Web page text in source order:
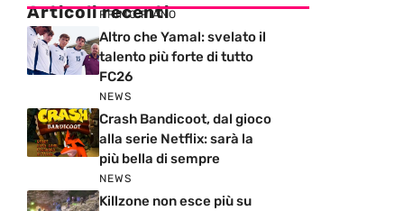
Articoli recenti
PRIMO PIANO
Altro che Yamal: svelato il
talento più forte di tutto
FC26
NEWS
Crash Bandicoot, dal gioco
alla serie Netflix: sarà la
più bella di sempre
NEWS
Killzone non esce più su